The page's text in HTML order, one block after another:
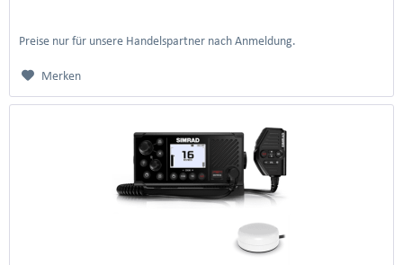
Preise nur für unsere Handelspartner nach Anmeldung.
Merken